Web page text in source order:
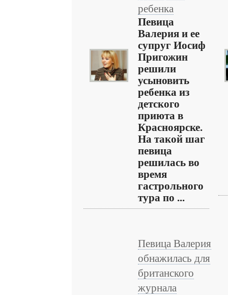
ребенка
Певица
Валерия и ее
супруг Иосиф
Пригожин
решили
усыновить
ребенка из
детского
приюта в
Красноярске.
На такой шаг
певица
решилась во
время
гастрольного
тура по ...
Певица Валерия
обнажилась для
британского
журнала